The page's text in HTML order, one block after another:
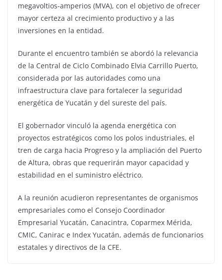
megavoltios-amperios (MVA), con el objetivo de ofrecer
mayor certeza al crecimiento productivo y a las
inversiones en la entidad.
Durante el encuentro también se abordó la relevancia
de la Central de Ciclo Combinado Elvia Carrillo Puerto,
considerada por las autoridades como una
infraestructura clave para fortalecer la seguridad
energética de Yucatán y del sureste del país.
El gobernador vinculó la agenda energética con
proyectos estratégicos como los polos industriales, el
tren de carga hacia Progreso y la ampliación del Puerto
de Altura, obras que requerirán mayor capacidad y
estabilidad en el suministro eléctrico.
A la reunión acudieron representantes de organismos
empresariales como el Consejo Coordinador
Empresarial Yucatán, Canacintra, Coparmex Mérida,
CMIC, Canirac e Index Yucatán, además de funcionarios
estatales y directivos de la CFE.